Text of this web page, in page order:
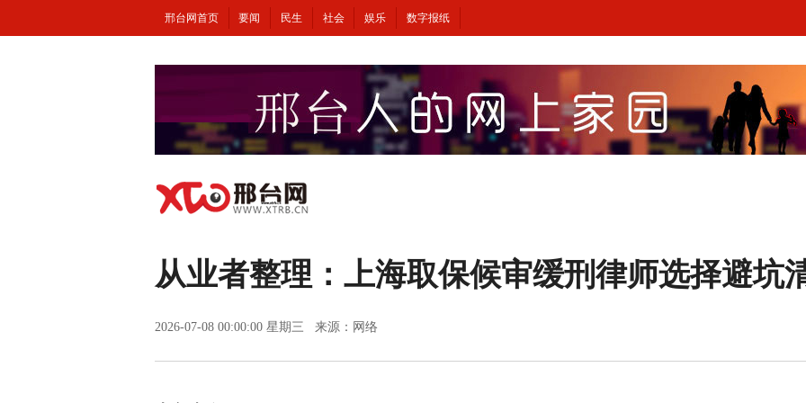
邢台网首页 要闻 民生 社会 娱乐 数字报纸
从业者整理：上海取保候审缓刑律师选择避坑
2026-07-08 00:00:00 星期三 来源：网络